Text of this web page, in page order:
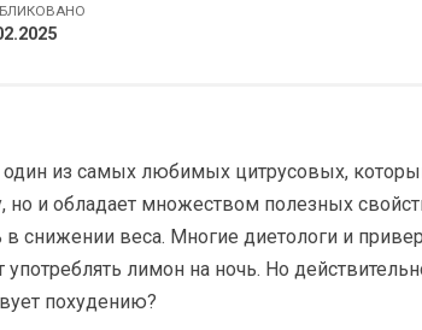
из самых любимых цитрусовых,
но и обладает множеством полезных
в снижении веса. Многие диетологи и
употреблять лимон на ночь. Но
похудению?